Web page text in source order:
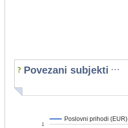
Povezani subjekti ...
Poslovni prihodi (EUR)
1